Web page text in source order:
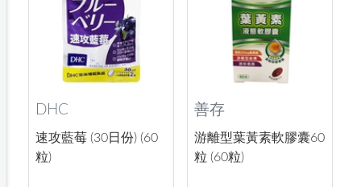
DHC
速攻藍莓 (30日份) (60
粒)
善存
游離型葉黃素軟膠囊60
粒 (60粒)